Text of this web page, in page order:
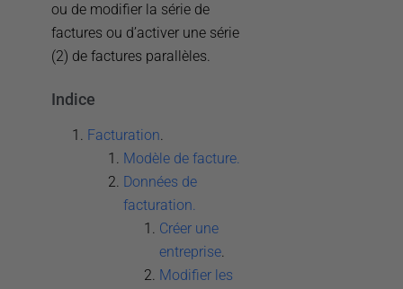
ou de modifier la série de
factures ou d’activer une série
(2) de factures parallèles.
Indice
Facturation.
Modèle de facture.
Données de
facturation.
Créer une
entreprise.
Modifier les